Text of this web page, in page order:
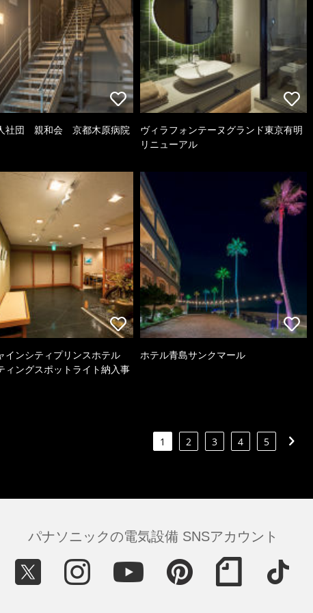
社団 親和会 京都木原病院
ヴィラフォンテーヌグランド東京有明
リニューアル
インシティプリンスホテル
ィングスポットライト納入事
ホテル青島サンクマール
1 2 3 4 5
パナソニックの電気設備 SNSアカウント